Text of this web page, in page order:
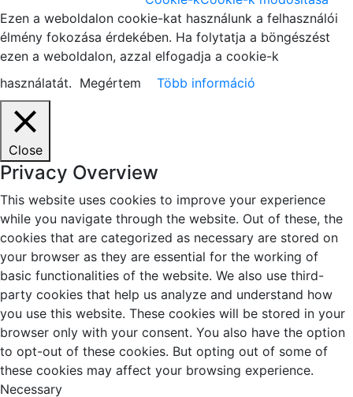
Ezen a weboldalon cookie-kat használunk a felhasználói
élmény fokozása érdekében. Ha folytatja a böngészést
ezen a weboldalon, azzal elfogadja a cookie-k
használatát. Megértem Több információ
Close
Privacy Overview
This website uses cookies to improve your experience
while you navigate through the website. Out of these, the
cookies that are categorized as necessary are stored on
your browser as they are essential for the working of
basic functionalities of the website. We also use third-
party cookies that help us analyze and understand how
you use this website. These cookies will be stored in your
browser only with your consent. You also have the option
to opt-out of these cookies. But opting out of some of
these cookies may affect your browsing experience.
Necessary